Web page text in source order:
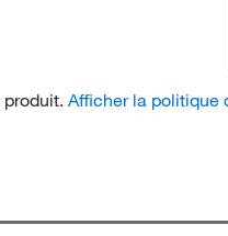
Afficher la politique